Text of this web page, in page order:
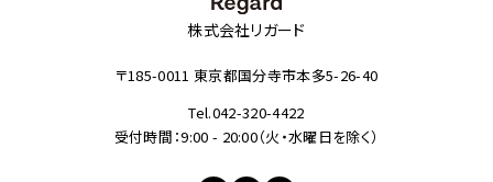
株式会社リガード
〒185-0011 東京都国分寺市本多5-26-40
Tel.042-320-4422
受付時間：9:00 - 20:00（火・水曜日を除く）